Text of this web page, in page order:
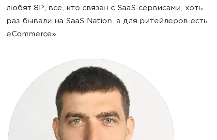
любят 8P, все, кто связан с SaaS-сервисами, хоть
раз бывали на SaaS Nation, а для ритейлеров есть
eCommerce».